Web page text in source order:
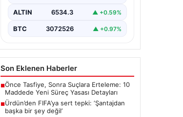
ALTIN 6534.3 ▲ +0.59%
BTC 3072526 ▲ +0.97%
Son Eklenen Haberler
■Önce Tasfiye, Sonra Suçlara Erteleme: 10
Maddede Yeni Süreç Yasası Detayları
■Ürdün’den FIFA’ya sert tepki: ‘Şantajdan
başka bir şey değil’